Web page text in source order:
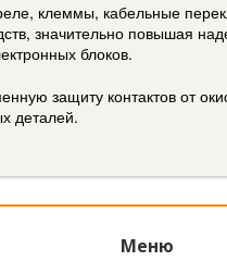
клеммы, кабельные
значительно повышая
блоков.
защиту контактов от
деталей.
Меню